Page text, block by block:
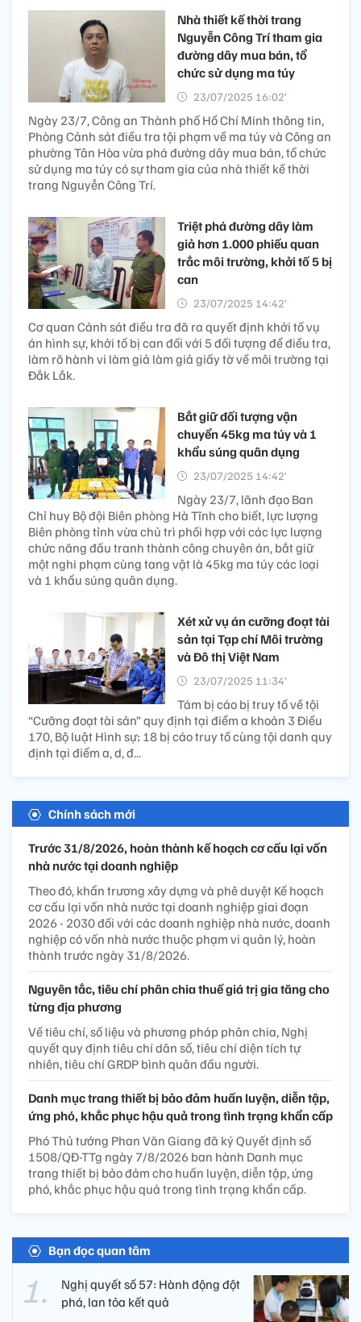
Nhà thiết kế thời trang
Nguyễn Công Trí tham gia
đường dây mua bán, tổ
chức sử dụng ma túy
23/07/2025 16:02’
Ngày 23/7, Công an Thành phố Hồ Chí Minh thông tin,
Phòng Cảnh sát điều tra tội phạm về ma túy và Công an
phường Tân Hòa vừa phá đường dây mua bán, tổ chức
sử dụng ma túy có sự tham gia của nhà thiết kế thời
trang Nguyễn Công Trí.
Triệt phá đường dây làm
giả hơn 1.000 phiếu quan
trắc môi trường, khởi tố 5 bị
can
23/07/2025 14:42’
Cơ quan Cảnh sát điều tra đã ra quyết định khởi tố vụ
án hình sự, khởi tố bị can đối với 5 đối tượng để điều tra,
làm rõ hành vi làm giả làm giả giấy tờ về môi trường tại
Đắk Lắk.
Bắt giữ đối tượng vận
chuyển 45kg ma túy và 1
khẩu súng quân dụng
23/07/2025 14:42’
Ngày 23/7, lãnh đạo Ban
Chỉ huy Bộ đội Biên phòng Hà Tĩnh cho biết, lực lượng
Biên phòng tỉnh vừa chủ trì phối hợp với các lực lượng
chức năng đấu tranh thành công chuyên án, bắt giữ
một nghi phạm cùng tang vật là 45kg ma túy các loại
và 1 khẩu súng quân dụng.
Xét xử vụ án cưỡng đoạt tài
sản tại Tạp chí Môi trường
và Đô thị Việt Nam
23/07/2025 11:34’
Tám bị cáo bị truy tố về tội
“Cưỡng đoạt tài sản” quy định tại điểm a khoản 3 Điều
170, Bộ luật Hình sự; 18 bị cáo truy tố cùng tội danh quy
định tại điểm a, d, đ...
Chính sách mới
Trước 31/8/2026, hoàn thành kế hoạch cơ cấu lại vốn
nhà nước tại doanh nghiệp
Theo đó, khẩn trương xây dựng và phê duyệt Kế hoạch
cơ cấu lại vốn nhà nước tại doanh nghiệp giai đoạn
2026 - 2030 đối với các doanh nghiệp nhà nước, doanh
nghiệp có vốn nhà nước thuộc phạm vi quản lý, hoàn
thành trước ngày 31/8/2026.
Nguyên tắc, tiêu chí phân chia thuế giá trị gia tăng cho
từng địa phương
Về tiêu chí, số liệu và phương pháp phân chia, Nghị
quyết quy định tiêu chí dân số, tiêu chí diện tích tự
nhiên, tiêu chí GRDP bình quân đầu người.
Danh mục trang thiết bị bảo đảm huấn luyện, diễn tập,
ứng phó, khắc phục hậu quả trong tình trạng khẩn cấp
Phó Thủ tướng Phan Văn Giang đã ký Quyết định số
1508/QĐ-TTg ngày 7/8/2026 ban hành Danh mục
trang thiết bị bảo đảm cho huấn luyện, diễn tập, ứng
phó, khắc phục hậu quả trong tình trạng khẩn cấp.
Bạn đọc quan tâm
Nghị quyết số 57: Hành động đột
phá, lan tỏa kết quả